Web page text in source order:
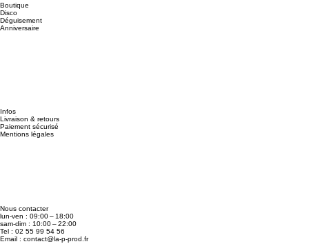
Boutique
Disco
Déguisement
Anniversaire
Infos
Livraison & retours
Paiement sécurisé
Mentions légales
Nous contacter
lun-ven : 09:00 – 18:00
sam-dim : 10:00 – 22:00
Tel : 02 55 99 54 56
Email : contact@la-p-prod.fr